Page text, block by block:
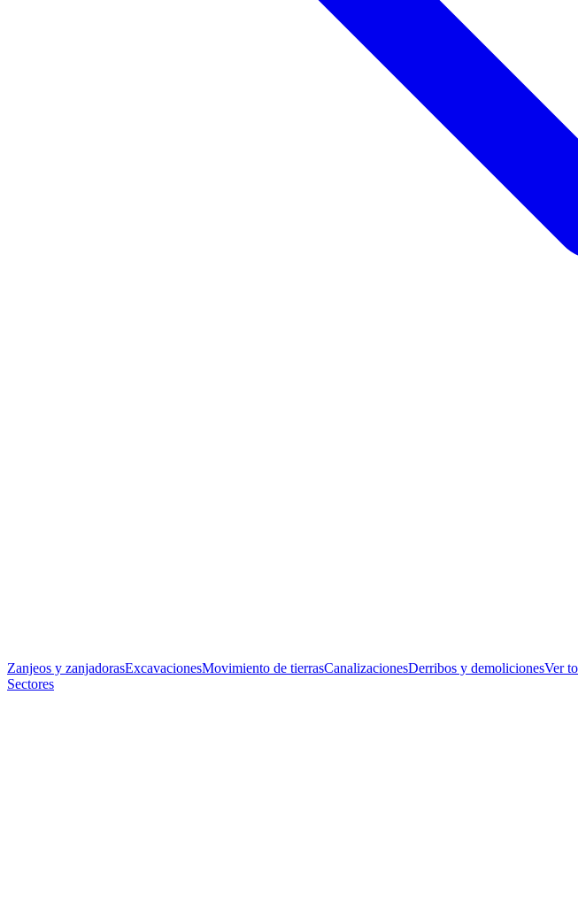
Zanjeos y zanjadorasExcavacionesMovimiento de tierrasCanalizacionesDerribos y demolicionesVer
Sectores